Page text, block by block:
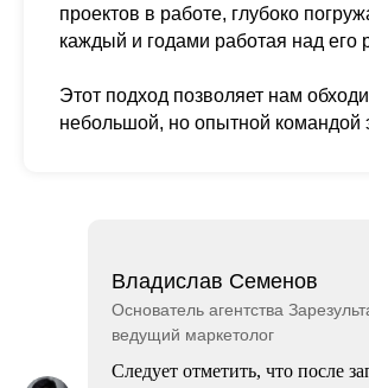
проектов в работе, глубоко
каждый и годами работая над его
Этот подход позволяет нам
небольшой, но опытной командой
Владислав Семенов
Основатель агентства
ведущий маркетолог
Следует отметить, что после